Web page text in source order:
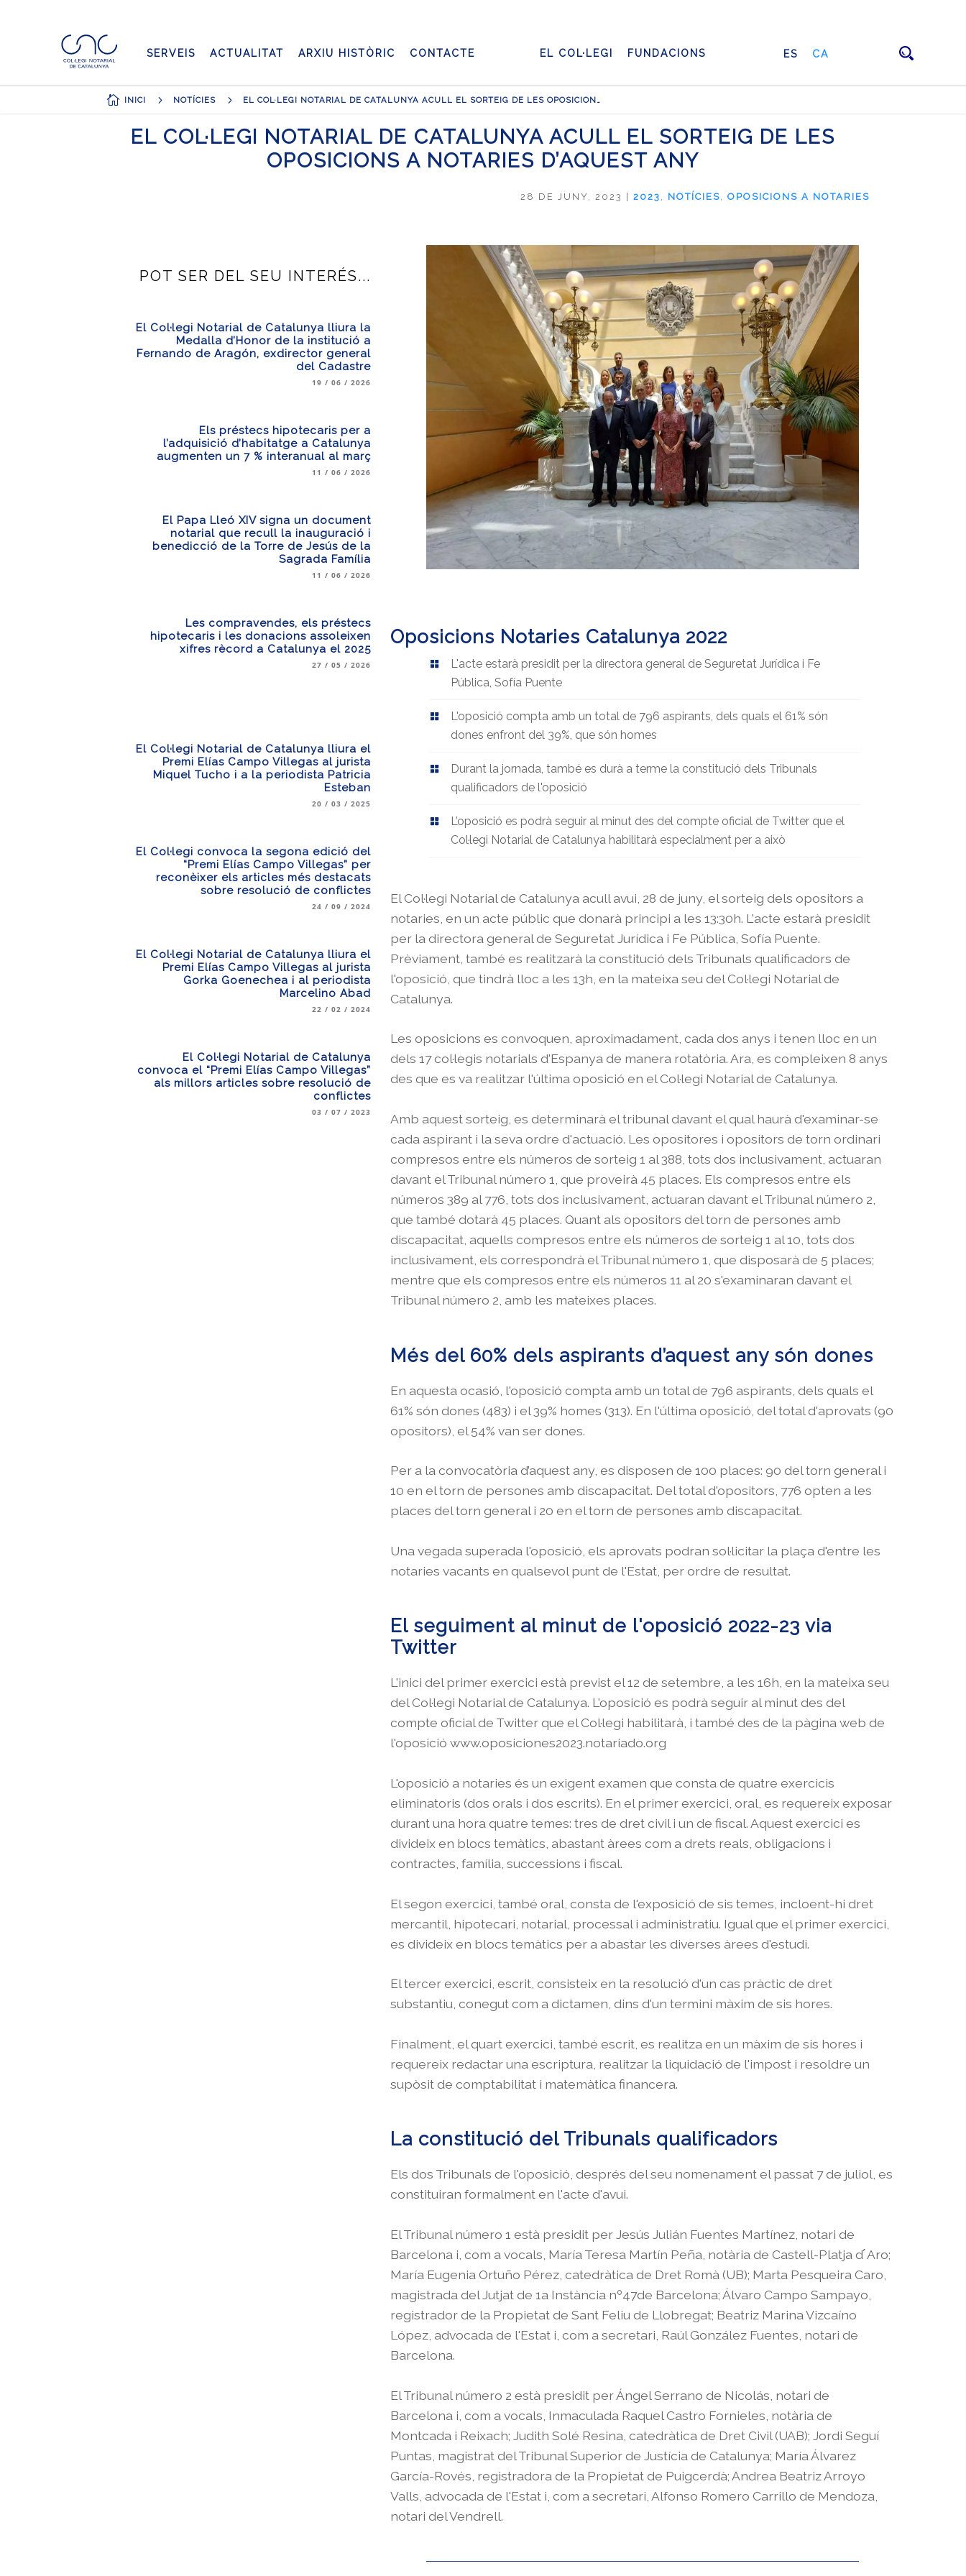
SERVEIS ACTUALITAT ARXIU HISTÒRIC CONTACTE EL COL·LEGI FUNDACIONS ES CA
 INICI 5 NOTÍCIES 5 EL COL·LEGI NOTARIAL DE CATALUNYA ACULL EL SORTEIG DE LES OPOSICIONS A NOTARIES D’AQUEST ANY
EL COL·LEGI NOTARIAL DE CATALUNYA ACULL EL SORTEIG DE LES
OPOSICIONS A NOTARIES D’AQUEST ANY
28 DE JUNY, 2023 | 2023 NOTÍCIES OPOSICIONS A NOTARIES
POT SER DEL SEU INTERÉS...
El Col·legi Notarial de Catalunya lliura la
Medalla d’Honor de la institució a
Fernando de Aragón, exdirector general
del Cadastre
19 / 06 / 2026
Els préstecs hipotecaris per a
l’adquisició d’habitatge a Catalunya
augmenten un 7 % interanual al març
11 / 06 / 2026
El Papa Lleó XIV signa un document
notarial que recull la inauguració i
benedicció de la Torre de Jesús de la
Sagrada Família
11 / 06 / 2026
Les compravendes, els préstecs
hipotecaris i les donacions assoleixen
xifres rècord a Catalunya el 2025
27 / 05 / 2026
El Col·legi Notarial de Catalunya lliura el
Premi Elías Campo Villegas al jurista
Miquel Tucho i a la periodista Patricia
Esteban
20 / 03 / 2025
El Col·legi convoca la segona edició del
“Premi Elías Campo Villegas” per
reconèixer els articles més destacats
sobre resolució de conflictes
24 / 09 / 2024
El Col·legi Notarial de Catalunya lliura el
Premi Elías Campo Villegas al jurista
Gorka Goenechea i al periodista
Marcelino Abad
22 / 02 / 2024
El Col·legi Notarial de Catalunya
convoca el “Premi Elías Campo Villegas”
als millors articles sobre resolució de
conflictes
03 / 07 / 2023
Oposicions Notaries Catalunya 2022
L'acte estarà presidit per la directora general de Seguretat Jurídica i Fe
Pública, Sofía Puente
L'oposició compta amb un total de 796 aspirants, dels quals el 61% són
dones enfront del 39%, que són homes
Durant la jornada, també es durà a terme la constitució dels Tribunals
qualificadors de l'oposició
L’oposició es podrà seguir al minut des del compte oficial de Twitter que el
Col·legi Notarial de Catalunya habilitarà especialment per a això
El Col·legi Notarial de Catalunya acull avui, 28 de juny, el sorteig dels opositors a
notaries, en un acte públic que donarà principi a les 13:30h. L'acte estarà presidit
per la directora general de Seguretat Jurídica i Fe Pública, Sofía Puente.
Prèviament, també es realitzarà la constitució dels Tribunals qualificadors de
l'oposició, que tindrà lloc a les 13h, en la mateixa seu del Col·legi Notarial de
Catalunya.
Les oposicions es convoquen, aproximadament, cada dos anys i tenen lloc en un
dels 17 col·legis notarials d'Espanya de manera rotatòria. Ara, es compleixen 8 anys
des que es va realitzar l'última oposició en el Col·legi Notarial de Catalunya.
Amb aquest sorteig, es determinarà el tribunal davant el qual haurà d'examinar-se
cada aspirant i la seva ordre d'actuació. Les opositores i opositors de torn ordinari
compresos entre els números de sorteig 1 al 388, tots dos inclusivament, actuaran
davant el Tribunal número 1, que proveirà 45 places. Els compresos entre els
números 389 al 776, tots dos inclusivament, actuaran davant el Tribunal número 2,
que també dotarà 45 places. Quant als opositors del torn de persones amb
discapacitat, aquells compresos entre els números de sorteig 1 al 10, tots dos
inclusivament, els correspondrà el Tribunal número 1, que disposarà de 5 places;
mentre que els compresos entre els números 11 al 20 s'examinaran davant el
Tribunal número 2, amb les mateixes places.
Més del 60% dels aspirants d’aquest any són dones
En aquesta ocasió, l'oposició compta amb un total de 796 aspirants, dels quals el
61% són dones (483) i el 39% homes (313). En l'última oposició, del total d'aprovats (90
opositors), el 54% van ser dones.
Per a la convocatòria d’aquest any, es disposen de 100 places: 90 del torn general i
10 en el torn de persones amb discapacitat. Del total d'opositors, 776 opten a les
places del torn general i 20 en el torn de persones amb discapacitat.
Una vegada superada l'oposició, els aprovats podran sol·licitar la plaça d'entre les
notaries vacants en qualsevol punt de l'Estat, per ordre de resultat.
El seguiment al minut de l'oposició 2022-23 via
Twitter
L'inici del primer exercici està previst el 12 de setembre, a les 16h, en la mateixa seu
del Col·legi Notarial de Catalunya. L'oposició es podrà seguir al minut des del
compte oficial de Twitter que el Col·legi habilitarà, i també des de la pàgina web de
l'oposició www.oposiciones2023.notariado.org
L'oposició a notaries és un exigent examen que consta de quatre exercicis
eliminatoris (dos orals i dos escrits). En el primer exercici, oral, es requereix exposar
durant una hora quatre temes: tres de dret civil i un de fiscal. Aquest exercici es
divideix en blocs temàtics, abastant àrees com a drets reals, obligacions i
contractes, família, successions i fiscal.
El segon exercici, també oral, consta de l'exposició de sis temes, incloent-hi dret
mercantil, hipotecari, notarial, processal i administratiu. Igual que el primer exercici,
es divideix en blocs temàtics per a abastar les diverses àrees d'estudi.
El tercer exercici, escrit, consisteix en la resolució d'un cas pràctic de dret
substantiu, conegut com a dictamen, dins d'un termini màxim de sis hores.
Finalment, el quart exercici, també escrit, es realitza en un màxim de sis hores i
requereix redactar una escriptura, realitzar la liquidació de l'impost i resoldre un
supòsit de comptabilitat i matemàtica financera.
La constitució del Tribunals qualificadors
Els dos Tribunals de l'oposició, després del seu nomenament el passat 7 de juliol, es
constituiran formalment en l'acte d'avui.
El Tribunal número 1 està presidit per Jesús Julián Fuentes Martínez, notari de
Barcelona i, com a vocals, María Teresa Martín Peña, notària de Castell-Platja d ́Aro;
María Eugenia Ortuño Pérez, catedràtica de Dret Romà (UB); Marta Pesqueira Caro,
magistrada del Jutjat de 1a Instància nº47de Barcelona; Álvaro Campo Sampayo,
registrador de la Propietat de Sant Feliu de Llobregat; Beatriz Marina Vizcaíno
López, advocada de l'Estat i, com a secretari, Raúl González Fuentes, notari de
Barcelona.
El Tribunal número 2 està presidit per Ángel Serrano de Nicolás, notari de
Barcelona i, com a vocals, Inmaculada Raquel Castro Fornieles, notària de
Montcada i Reixach; Judith Solé Resina, catedràtica de Dret Civil (UAB); Jordi Seguí
Puntas, magistrat del Tribunal Superior de Justícia de Catalunya; María Álvarez
García-Rovés, registradora de la Propietat de Puigcerdà; Andrea Beatriz Arroyo
Valls, advocada de l'Estat i, com a secretari, Alfonso Romero Carrillo de Mendoza,
notari del Vendrell.